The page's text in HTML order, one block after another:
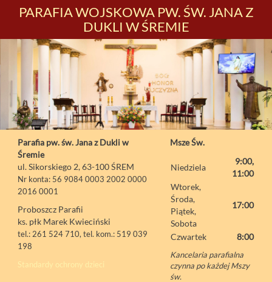
PARAFIA WOJSKOWA PW. ŚW. JANA Z
DUKLI W ŚREMIE
Parafia pw. św. Jana z Dukli w
Śremie
ul. Sikorskiego 2, 63-100 ŚREM
Nr konta: 56 9084 0003 2002 0000
2016 0001
Proboszcz Parafii
ks. płk Marek Kwieciński
tel.: 261 524 710, tel. kom.: 519 039
198
Standardy ochrony dzieci
Msze Św.
Niedziela
9:00,
11:00
Wtorek,
Środa,
Piątek,
Sobota
17:00
Czwartek 8:00
Kancelaria parafialna
czynna po każdej Mszy
św.